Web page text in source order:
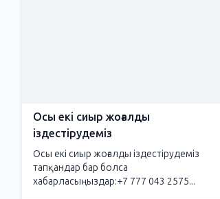
Осы екі сиыр жоғалды
іздестірудеміз
Осы екі сиыр жоғалды іздестірудеміз
тапқандар бар болса
хабарласыңыздар:+7 777 043 2575...